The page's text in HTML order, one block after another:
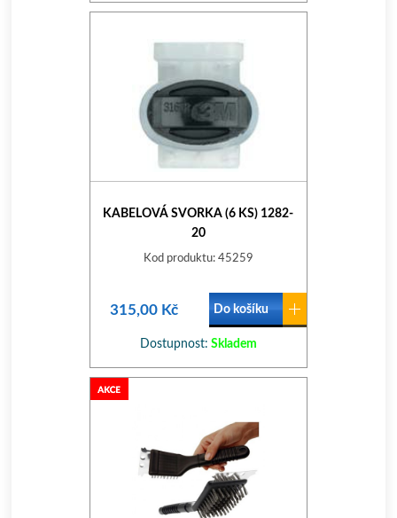
KABELOVÁ SVORKA (6 KS) 1282-
20
Kod produktu: 45259
315,00 Kč Do košíku
Dostupnost: Skladem